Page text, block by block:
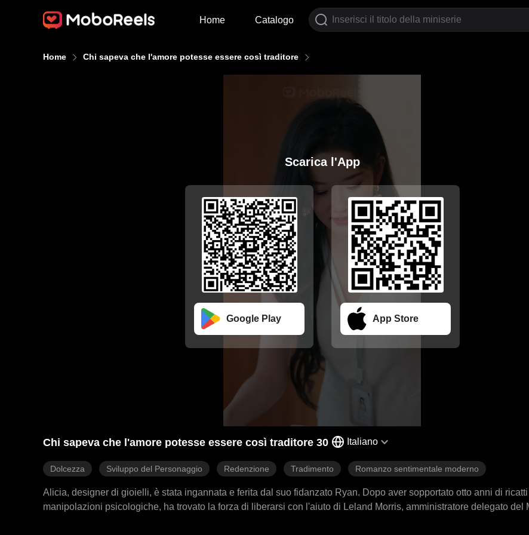
Home Catalogo
Home Chi sapeva che l'amore potesse essere così traditore
Scarica l'App
Google Play App Store
Chi sapeva che l'amore potesse essere così traditore 30 Italiano
Dolcezza Sviluppo del Personaggio Redenzione Tradimento Romanzo sentimentale moderno
Alicia, designer di gioielli, è stata ingannata e ferita dal suo fidanzato Ryan. Dopo aver sopportato otto anni di
manipolazioni psicologiche, ha trovato la forza di liberarsi con l'aiuto di Leland Morris, amministratore delegato del